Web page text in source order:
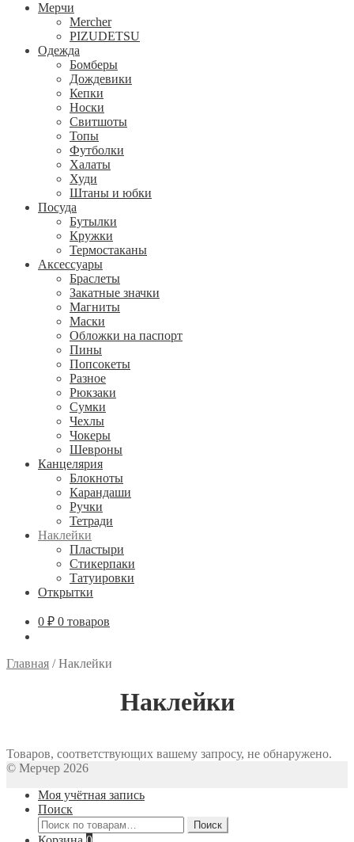
Мерчи
Mercher
PIZUDETSU
Одежда
Бомберы
Дождевики
Кепки
Носки
Свитшоты
Топы
Футболки
Халаты
Худи
Штаны и юбки
Посуда
Бутылки
Кружки
Термостаканы
Аксессуары
Браслеты
Закатные значки
Магниты
Маски
Обложки на паспорт
Пины
Попсокеты
Разное
Рюкзаки
Сумки
Чехлы
Чокеры
Шевроны
Канцелярия
Блокноты
Карандаши
Ручки
Тетради
Наклейки
Пластыри
Стикерпаки
Татуировки
Открытки
0 ₽ 0 товаров
Главная /Наклейки
Наклейки
Товаров, соответствующих вашему запросу, не обнаружено.
© Мерчер 2026
Моя учётная запись
Поиск
Искать:
Поиск